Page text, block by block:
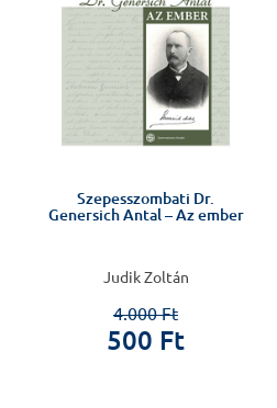
Szepesszombati Dr.
Genersich Antal – Az ember
Judik Zoltán
4.000 Ft
500 Ft